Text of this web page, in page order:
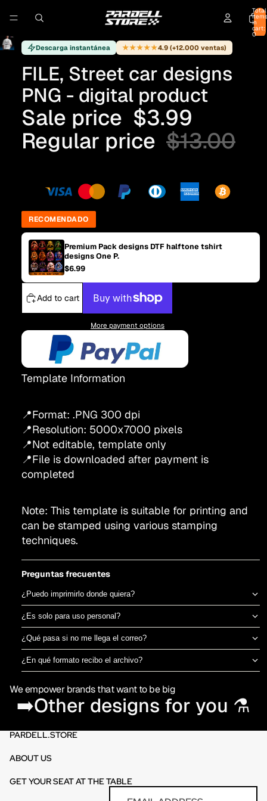
Total
items
in
cart:
0
Descarga instantánea ★★★★★4.9 (+12.000 ventas)
FILE, Street car designs
PNG - digital product
Sale price $3.99
Regular price $13.00
RECOMENDADO
Premium Pack designs DTF halftone tshirt
designs One P.
$6.99
Add to cart
More payment options
Template Information
📍Format: .PNG 300 dpi
📍Resolution: 5000x7000 pixels
📍Not editable, template only
📍File is downloaded after payment is
completed
Note: This template is suitable for printing and
can be stamped using various stamping
techniques.
Preguntas frecuentes
¿Puedo imprimirlo donde quiera?
Sí, el archivo es tuyo para imprimir en el taller de DTF o sublimación
que prefieras. No estamos ligados a una imprenta específica.
¿Es solo para uso personal?
Puedes usarlo para camisetas propias o para vender productos
físicos ya impresos. No está permitido revender o redistribuir el
archivo digital en sí.
¿Qué pasa si no me llega el correo?
Revisa spam o promociones primero. Si aún así no aparece en 30
minutos, escríbenos por el chat de la tienda y te lo reenviamos al
¿En qué formato recibo el archivo?
directamente en DTF o sublimación.
We empower brands that want to be big
➡️Other designs for you ⚗️
PARDELL.STORE
ABOUT US
GET YOUR SEAT AT THE TABLE
Refund policy